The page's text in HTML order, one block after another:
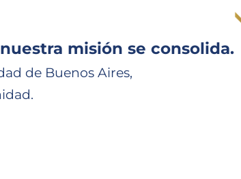
misión se consolida.
de Buenos Aires,